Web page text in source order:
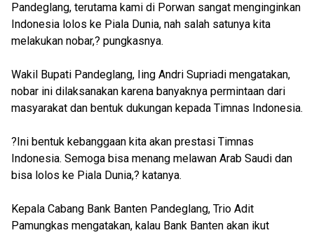
Pandeglang, terutama kami di Porwan sangat menginginkan
Indonesia lolos ke Piala Dunia, nah salah satunya kita
melakukan nobar,? pungkasnya.
Wakil Bupati Pandeglang, Iing Andri Supriadi mengatakan,
nobar ini dilaksanakan karena banyaknya permintaan dari
masyarakat dan bentuk dukungan kepada Timnas Indonesia.
?Ini bentuk kebanggaan kita akan prestasi Timnas
Indonesia. Semoga bisa menang melawan Arab Saudi dan
bisa lolos ke Piala Dunia,? katanya.
Kepala Cabang Bank Banten Pandeglang, Trio Adit
Pamungkas mengatakan, kalau Bank Banten akan ikut